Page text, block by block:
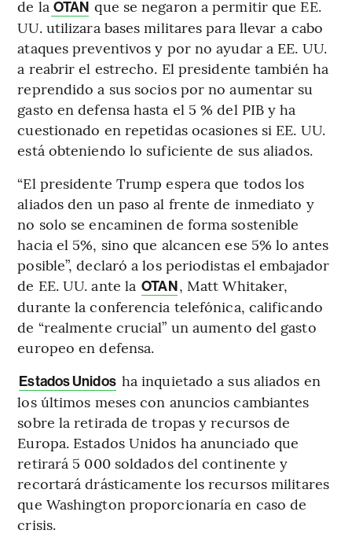
de la OTAN que se negaron a permitir que EE.
UU. utilizara bases militares para llevar a cabo
ataques preventivos y por no ayudar a EE. UU.
a reabrir el estrecho. El presidente también ha
reprendido a sus socios por no aumentar su
gasto en defensa hasta el 5 % del PIB y ha
cuestionado en repetidas ocasiones si EE. UU.
está obteniendo lo suficiente de sus aliados.
“El presidente Trump espera que todos los
aliados den un paso al frente de inmediato y
no solo se encaminen de forma sostenible
hacia el 5%, sino que alcancen ese 5% lo antes
posible”, declaró a los periodistas el embajador
de EE. UU. ante la OTAN, Matt Whitaker,
durante la conferencia telefónica, calificando
de “realmente crucial” un aumento del gasto
europeo en defensa.
Estados Unidos ha inquietado a sus aliados en
los últimos meses con anuncios cambiantes
sobre la retirada de tropas y recursos de
Europa. Estados Unidos ha anunciado que
retirará 5 000 soldados del continente y
recortará drásticamente los recursos militares
que Washington proporcionaría en caso de
crisis.